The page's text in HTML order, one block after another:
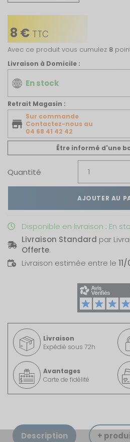
8 € TTC
Avec ce produit vous cumulez 8
Livraison à Domicile :
En stock
Retrait Magasin :
Sur commande
Contactez-nous au
04 68 41 42 42
Être informé d'une
Quantité
AJOUTER AU
Disponible en livraison : En
Livraison Standard par
Offerte.
Livraison estimée entre le
Livraison
Expédié sous 72h
Avantages
Carte de fidélité
Description +